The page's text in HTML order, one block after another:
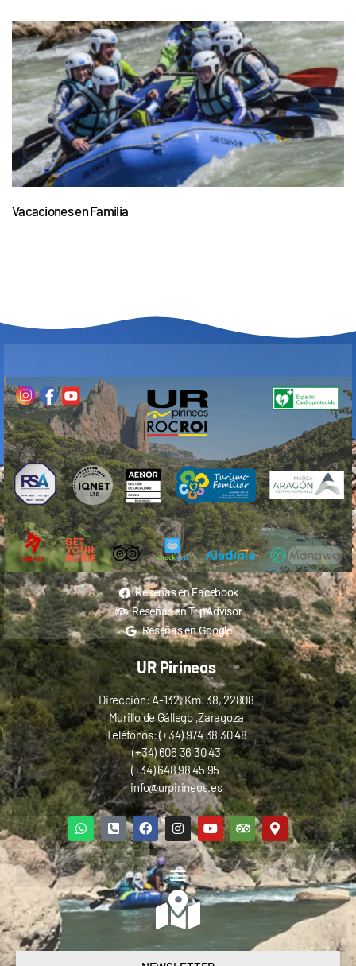
Vacaciones en Familia
Reseñas en Facebook
Reseñas en TripAdvisor
Reseñas en Google
UR Pirineos
Dirección: A-132, Km. 38, 22808
Murillo de Gállego ,Zaragoza
Teléfonos: (+34) 974 38 30 48
(+34) 606 36 30 43
(+34) 648 98 45 95
info@urpirineos.es